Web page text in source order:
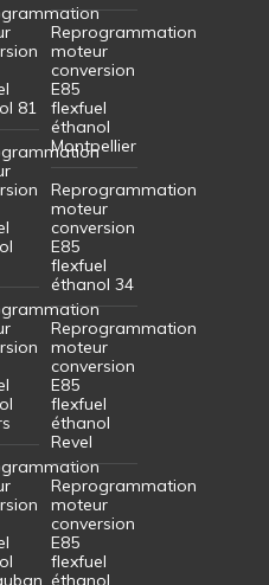
81
Reprogrammation
moteur
conversion
E85
flexfuel
éthanol
Montpellier
Reprogrammation
moteur
conversion
E85
flexfuel
éthanol 34
Reprogrammation
moteur
conversion
E85
flexfuel
éthanol
Revel
Reprogrammation
moteur
conversion
E85
flexfuel
éthanol